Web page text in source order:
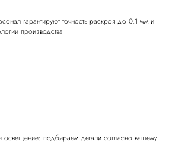
гарантируют точность раскроя до 0.1 мм и
производства
освещение: подбираем детали согласно вашему